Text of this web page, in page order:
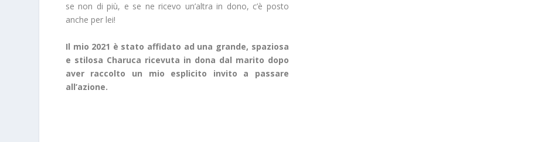
se non di più, e se ne ricevo un’altra in dono, c’è posto
anche per lei!
Il mio 2021 è stato affidato ad una grande, spaziosa
e stilosa Charuca ricevuta in dona dal marito dopo
aver raccolto un mio esplicito invito a passare
all’azione.